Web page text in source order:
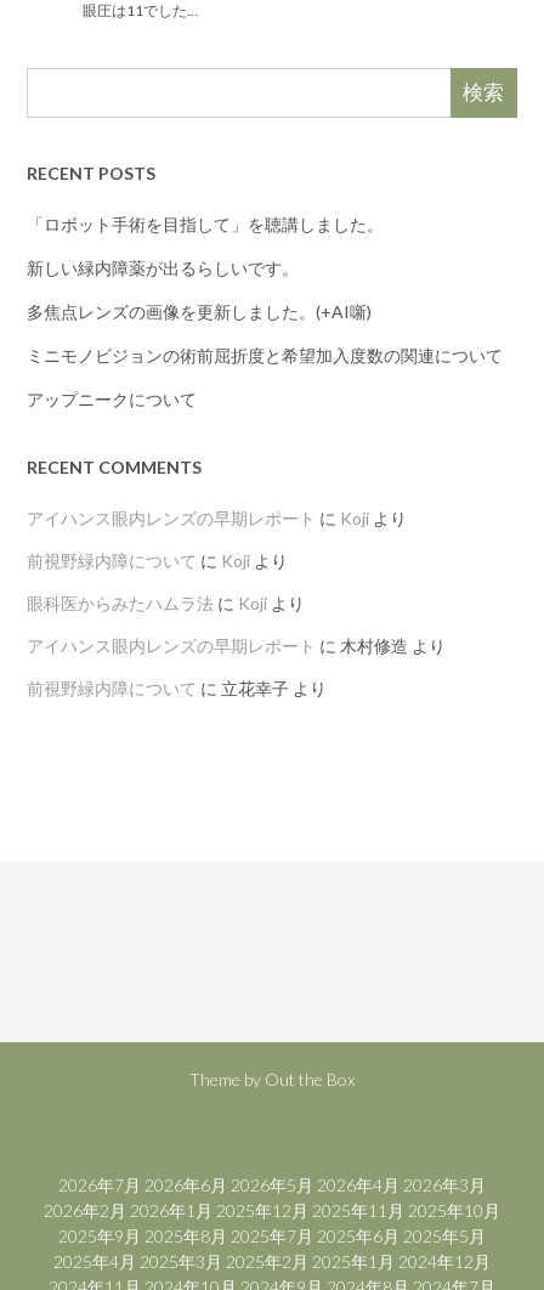
眼圧は11でした…
検索
RECENT POSTS
「ロボット手術を目指して」を聴講しました。
新しい緑内障薬が出るらしいです。
多焦点レンズの画像を更新しました。(+AI噺)
ミニモノビジョンの術前屈折度と希望加入度数の関連について
アップニークについて
RECENT COMMENTS
アイハンス眼内レンズの早期レポート に Koji より
前視野緑内障について に Koji より
眼科医からみたハムラ法 に Koji より
アイハンス眼内レンズの早期レポート に 木村修造 より
前視野緑内障について に 立花幸子 より
Theme by Out the Box
2026年7月 2026年6月 2026年5月 2026年4月 2026年3月
2026年2月 2026年1月 2025年12月 2025年11月 2025年10月
2025年9月 2025年8月 2025年7月 2025年6月 2025年5月
2025年4月 2025年3月 2025年2月 2025年1月 2024年12月